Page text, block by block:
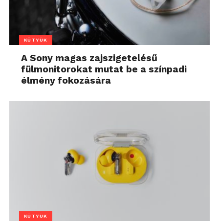
KÜTYÜK
A Sony magas zajszigetelésű
fülmonitorokat mutat be a színpadi
élmény fokozására
KÜTYÜK